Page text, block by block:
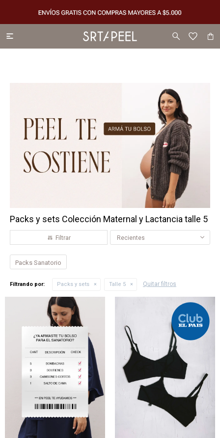

Packs y sets Colección Maternal y Lactancia talle 5
Recientes
Packs Sanatorio
Filtrando por: Packs y sets Talle 5 Quitar filtros